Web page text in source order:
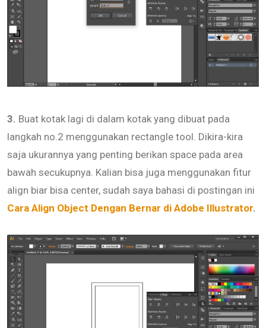
3. Buat kotak lagi di dalam kotak yang dibuat pada
langkah no.2 menggunakan rectangle tool. Dikira-kira
saja ukurannya yang penting berikan space pada area
bawah secukupnya. Kalian bisa juga menggunakan fitur
align biar bisa center, sudah saya bahasi di postingan ini
Cara Align Object Dengan Bernar di Adobe Illustrator.